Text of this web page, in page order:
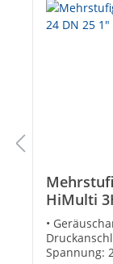
HiMulti
•
Spannung: